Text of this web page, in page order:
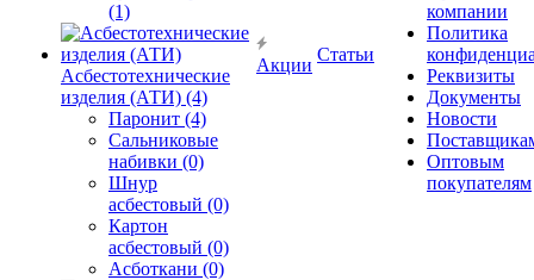
(1)
Асбестотехнические
изделия (АТИ) (4)
Паронит (4)
Сальниковые
набивки (0)
Шнур
асбестовый (0)
Картон
асбестовый (0)
Асботкани (0)
Акции
Статьи
компании
Политика
Реквизиты
Документы
Новости
Оптовым
покупателям